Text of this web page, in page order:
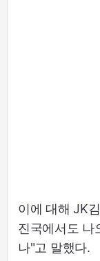
이에 대해 JK
진국에서도 나
나"고 말했다.